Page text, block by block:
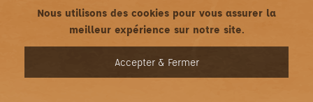
Mentions légales•Politique de confidentialité
Nous utilisons des cookies pour vous assurer la
meilleur expérience sur notre site.
Accepter & Fermer